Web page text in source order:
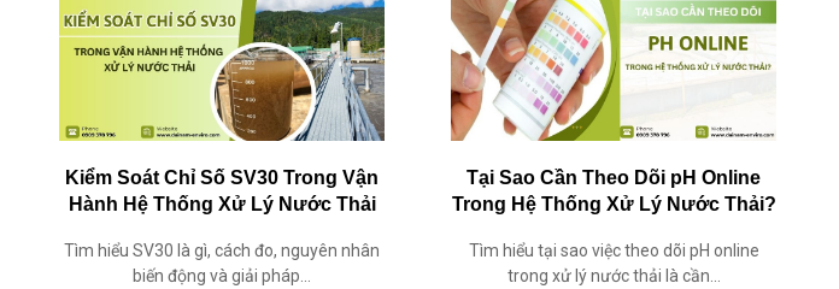
Kiểm Soát Chỉ Số SV30 Trong Vận
Hành Hệ Thống Xử Lý Nước Thải
Tìm hiểu SV30 là gì, cách đo, nguyên nhân
biến động và giải pháp...
Tại Sao Cần Theo Dõi pH Online
Trong Hệ Thống Xử Lý Nước Thải?
Tìm hiểu tại sao việc theo dõi pH online
trong xử lý nước thải là cần...